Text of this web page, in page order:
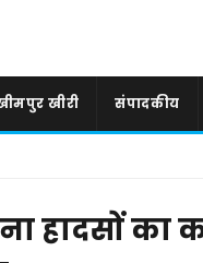
खीरी संपादकीय
हादसों का